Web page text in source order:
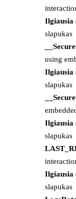
Ilgiausia
slapukas
using
Ilgiausia
slapukas
Ilgiausia
slapukas
Ilgiausia
slapukas